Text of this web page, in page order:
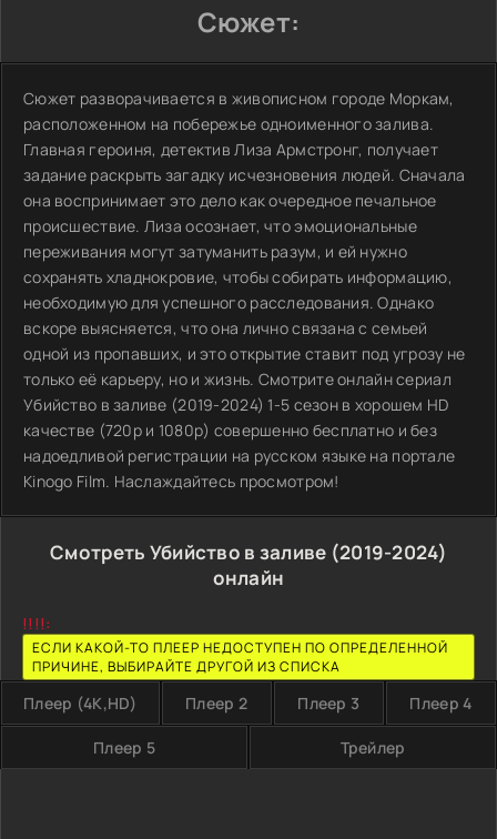
Сюжет:
Сюжет разворачивается в живописном городе Моркам,
расположенном на побережье одноименного залива.
Главная героиня, детектив Лиза Армстронг, получает
задание раскрыть загадку исчезновения людей. Сначала
она воспринимает это дело как очередное печальное
происшествие. Лиза осознает, что эмоциональные
переживания могут затуманить разум, и ей нужно
сохранять хладнокровие, чтобы собирать информацию,
необходимую для успешного расследования. Однако
вскоре выясняется, что она лично связана с семьей
одной из пропавших, и это открытие ставит под угрозу не
только её карьеру, но и жизнь. Смотрите онлайн сериал
Убийство в заливе (2019-2024) 1-5 сезон в хорошем HD
качестве (720p и 1080p) совершенно бесплатно и без
надоедливой регистрации на русском языке на портале
Kinogo Film. Наслаждайтесь просмотром!
Смотреть Убийство в заливе (2019-2024)
онлайн
!!!!:
ЕСЛИ КАКОЙ-ТО ПЛЕЕР НЕДОСТУПЕН ПО ОПРЕДЕЛЕННОЙ
ПРИЧИНЕ, ВЫБИРАЙТЕ ДРУГОЙ ИЗ СПИСКА
Плеер (4K,HD) Плеер 2 Плеер 3 Плеер 4
Плеер 5 Трейлер